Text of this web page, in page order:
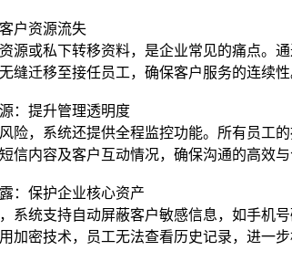
户资源流失
源或私下转移资料，是企业常见的痛点。
缝迁移至接任员工，确保客户服务的连续
：提升管理透明度
险，系统还提供全程监控功能。所有员工
信内容及客户互动情况，确保沟通的高效
：保护企业核心资产
系统支持自动屏蔽客户敏感信息，如手机
加密技术，员工无法查看历史记录，进一步